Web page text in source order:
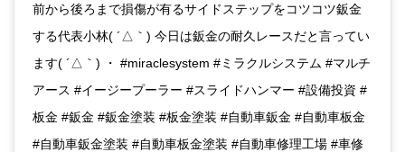
前から後ろまで損傷が有るサイドステップをコツコツ鈑金
する代表小林( ´△｀) 今日は鈑金の耐久レースだと言ってい
ます( ´△｀) ・ #miraclesystem #ミラクルシステム #マルチ
アース #イージープーラー #スライドハンマー #設備投資 #
板金 #鈑金 #鈑金塗装 #板金塗装 #自動車鈑金 #自動車板金
#自動車鈑金塗装 #自動車板金塗装 #自動車修理工場 #車修